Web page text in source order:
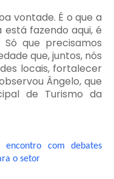
vontade. É o que a
fazendo aqui, é
que precisamos
que, juntos, nós
locais, fortalecer
Ângelo, que
de Turismo da
encontro com debates
o setor